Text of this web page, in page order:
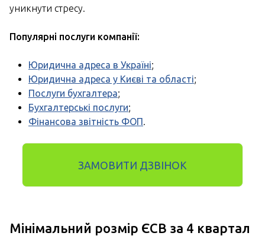
уникнути стресу.
Популярні послуги компанії:
Юридична адреса в Україні;
Юридична адреса у Києві та області;
Послуги бухгалтера;
Бухгалтерські послуги;
Фінансова звітність ФОП.
ЗАМОВИТИ ДЗВІНОК
Мінімальний розмір ЄСВ за 4 квартал